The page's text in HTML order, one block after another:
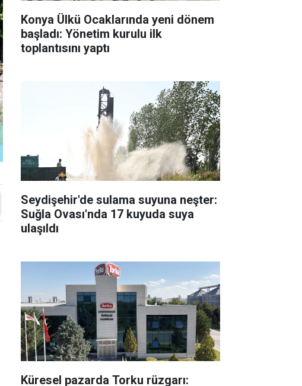
Konya Ülkü Ocaklarında yeni dönem
başladı: Yönetim kurulu ilk
toplantısını yaptı
Seydişehir'de sulama suyuna neşter:
Suğla Ovası'nda 17 kuyuda suya
ulaşıldı
Küresel pazarda Torku rüzgarı: